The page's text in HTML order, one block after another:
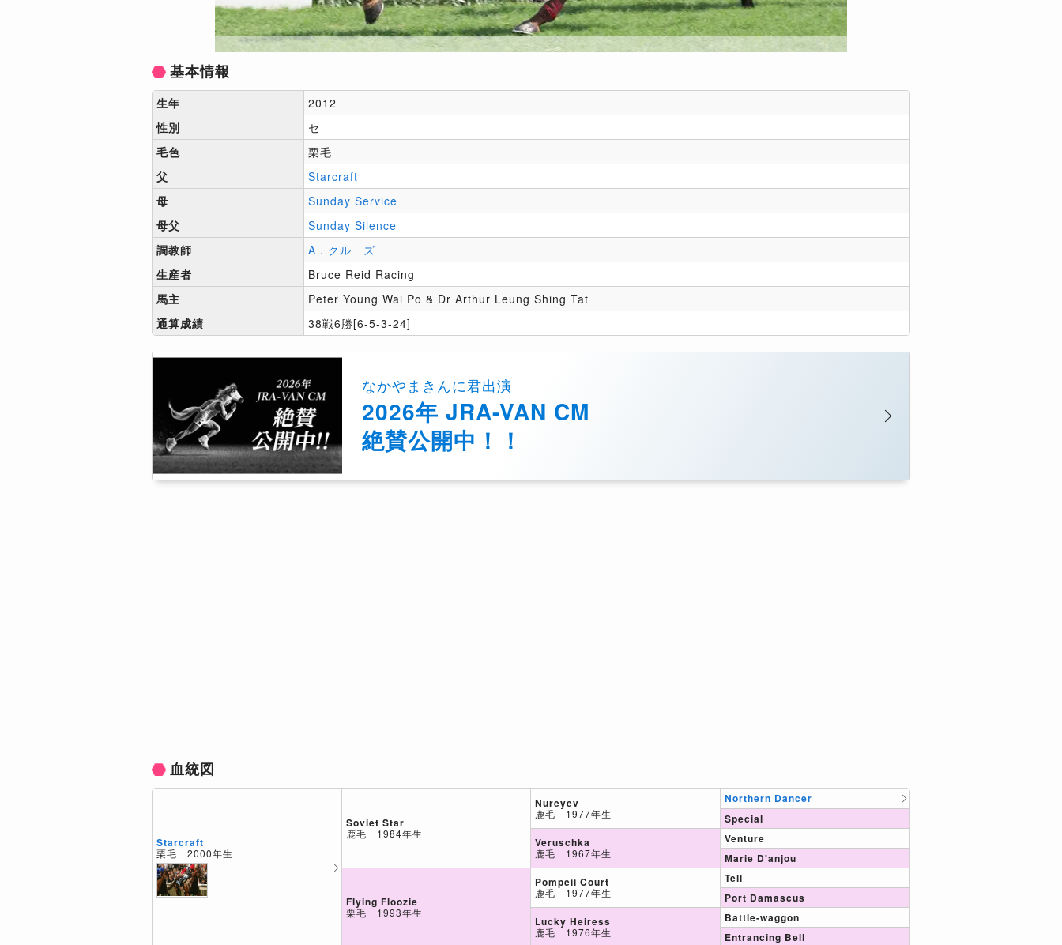
基本情報
生年
2012
性別
セ
毛色
栗毛
父
Starcraft
母
Sunday Service
母父
Sunday Silence
調教師
A．クルーズ
生産者
Bruce Reid Racing
馬主
Peter Young Wai Po & Dr Arthur Leung Shing Tat
通算成績
38戦6勝[6-5-3-24]
なかやまきんに君出演
2026年 JRA-VAN CM
絶賛公開中！！
血統図
Starcraft
栗毛 2000年生
Soviet Star
鹿毛 1984年生
Flying Floozie
栗毛 1993年生
Nureyev
鹿毛 1977年生
Veruschka
鹿毛 1967年生
Pompeii Court
鹿毛 1977年生
Lucky Heiress
鹿毛 1976年生
Northern Dancer
Special
Venture
Marie D'anjou
Tell
Port Damascus
Battle-waggon
Entrancing Bell